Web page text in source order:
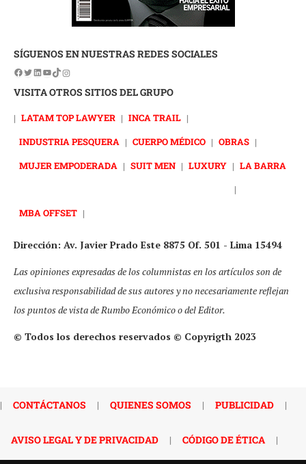
SÍGUENOS EN NUESTRAS REDES SOCIALES
VISITA OTROS SITIOS DEL GRUPO
| LATAM TOP LAWYER | INCA TRAIL |
INDUSTRIA PESQUERA | CUERPO MÉDICO | OBRAS |
MUJER EMPODERADA | SUIT MEN | LUXURY | LA BARRA
|
MBA OFFSET |
Dirección: Av. Javier Prado Este 8875 Of. 501 - Lima 15494
Las opiniones expresadas de los columnistas en los artículos son de
exclusiva responsabilidad de sus autores y no necesariamente reflejan
los puntos de vista de Rumbo Económico o del Editor.
© Todos los derechos reservados © Copyrigth 2023
| CONTÁCTANOS | QUIENES SOMOS | PUBLICIDAD |
AVISO LEGAL Y DE PRIVACIDAD | CÓDIGO DE ÉTICA |